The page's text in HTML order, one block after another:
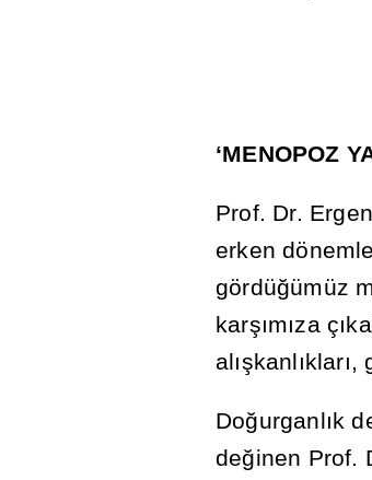
‘MENOPOZ
Prof. Dr.
erken
gördüğümüz
karşımıza çı
alışkanlıkları,
Doğurganlık
değinen Prof.